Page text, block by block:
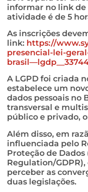
informar no link de
atividade é de 5
As inscrições
link: https://
presencial-lei-
A LGPD foi criada
estabelece um
dados pessoais no
transversal e
público e privado,
Além disso, em
influenciada pelo
Proteção de
Regulation/
perceber as
duas legislações.